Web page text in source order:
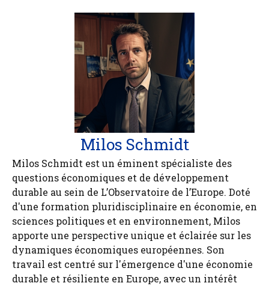
Milos Schmidt
Milos Schmidt est un éminent spécialiste des
questions économiques et de développement
durable au sein de L’Observatoire de l’Europe. Doté
d'une formation pluridisciplinaire en économie, en
sciences politiques et en environnement, Milos
apporte une perspective unique et éclairée sur les
dynamiques économiques européennes. Son
travail est centré sur l'émergence d'une économie
durable et résiliente en Europe, avec un intérêt